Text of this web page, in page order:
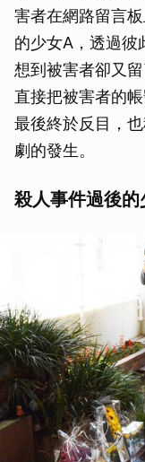
害者在網路留言
的少女A，透過彼
想到被害者卻又
直接把被害者的
最後終於反目，
劇的發生。
殺人事件過後